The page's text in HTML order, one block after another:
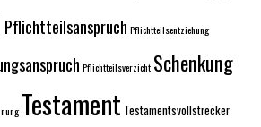
Pflichtteilsanspruch Pflichtteilsentziehung
Pflichtteilsverzicht Schenkung
Testament Testamentsvollstrecker